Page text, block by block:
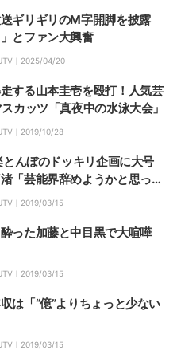
ギリギリのM字開脚を披露
」とファン大興奮
｜ 2025/04/20
する山本圭壱を殴打！人気芸
カッツ「真夜中の水泳大会」
｜ 2019/10/28
んぼのドッキリ企画に大号
「芸能界辞めようかと思っ
｜ 2019/03/15
った加藤と中目黒で大喧嘩
｜ 2019/03/15
は「“億”よりちょっと少ない
｜ 2019/03/15